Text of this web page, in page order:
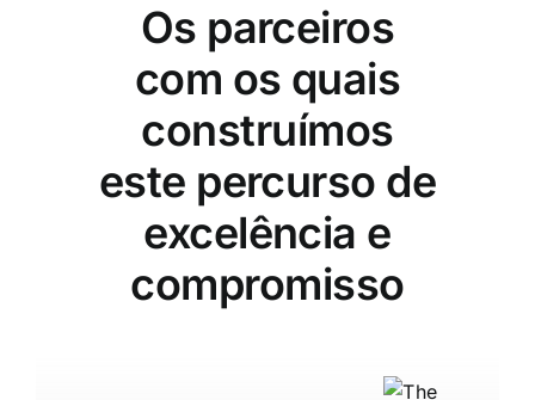
Os parceiros
com os quais
construímos
este percurso de
excelência e
compromisso